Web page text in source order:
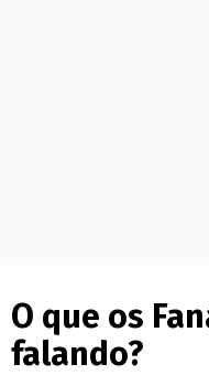
O que os
falando?